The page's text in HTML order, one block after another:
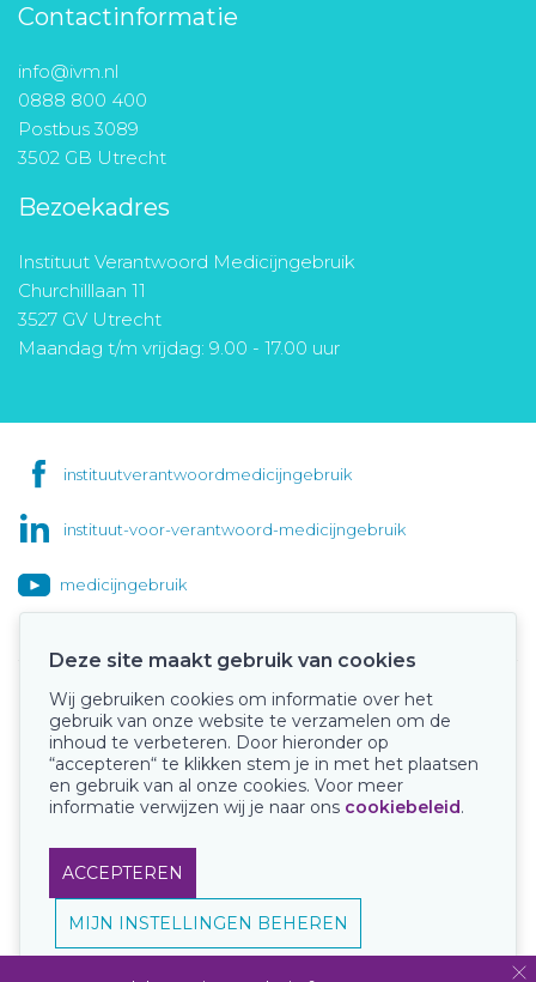
Contactinformatie
info@ivm.nl
0888 800 400
Postbus 3089
3502 GB Utrecht
Bezoekadres
Instituut Verantwoord Medicijngebruik
Churchilllaan 11
3527 GV Utrecht
Maandag t/m vrijdag: 9.00 - 17.00 uur
instituutverantwoordmedicijngebruik
instituut-voor-verantwoord-medicijngebruik
medicijngebruik
Onze keurmerken
Deze site maakt gebruik van cookies
Wij gebruiken cookies om informatie over het
gebruik van onze website te verzamelen om de
inhoud te verbeteren. Door hieronder op
“accepteren“ te klikken stem je in met het plaatsen
en gebruik van al onze cookies. Voor meer
informatie verwijzen wij je naar ons cookiebeleid.
ACCEPTEREN
MIJN INSTELLINGEN BEHEREN